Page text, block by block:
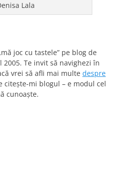
Lala
joc cu tastele” pe blog de
2005. Te invit să navighezi în
vrei să afli mai multe despre
citește-mi blogul – e modul cel
cunoaște.